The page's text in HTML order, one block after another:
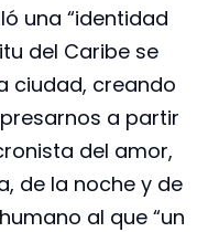
una “identidad
del Caribe se
ciudad, creando
a partir
del amor,
de la noche y de
al que “un